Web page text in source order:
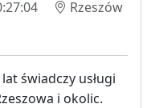
Rzeszów
świadczy usługi
i okolic.